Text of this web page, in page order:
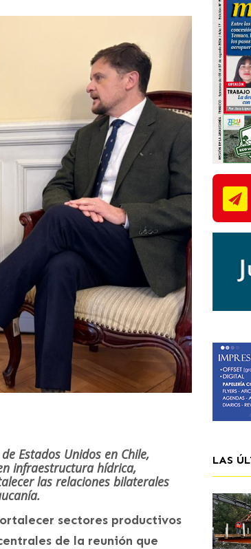
Estados Unidos en Chile,
infraestructura hídrica,
las relaciones bilaterales
sectores productivos
de la reunión que
LAS